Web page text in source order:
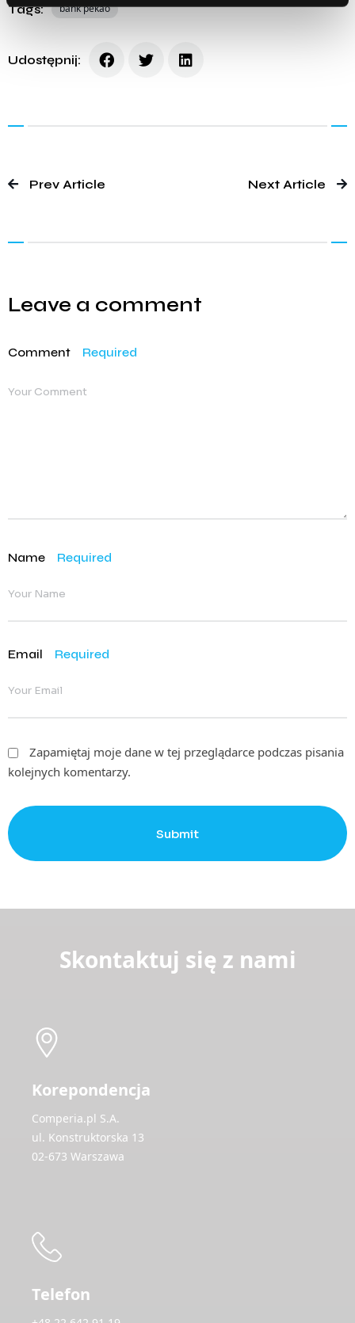
Tags: bank pekao
Udostępnij:
Prev Article Next Article
Leave a comment
Comment Required
Name Required
Email Required
Zapamiętaj moje dane w tej przeglądarce podczas pisania
kolejnych komentarzy.
Submit
Skontaktuj się z nami
Korepondencja
Comperia.pl S.A.
ul. Konstruktorska 13
02-673 Warszawa
Telefon